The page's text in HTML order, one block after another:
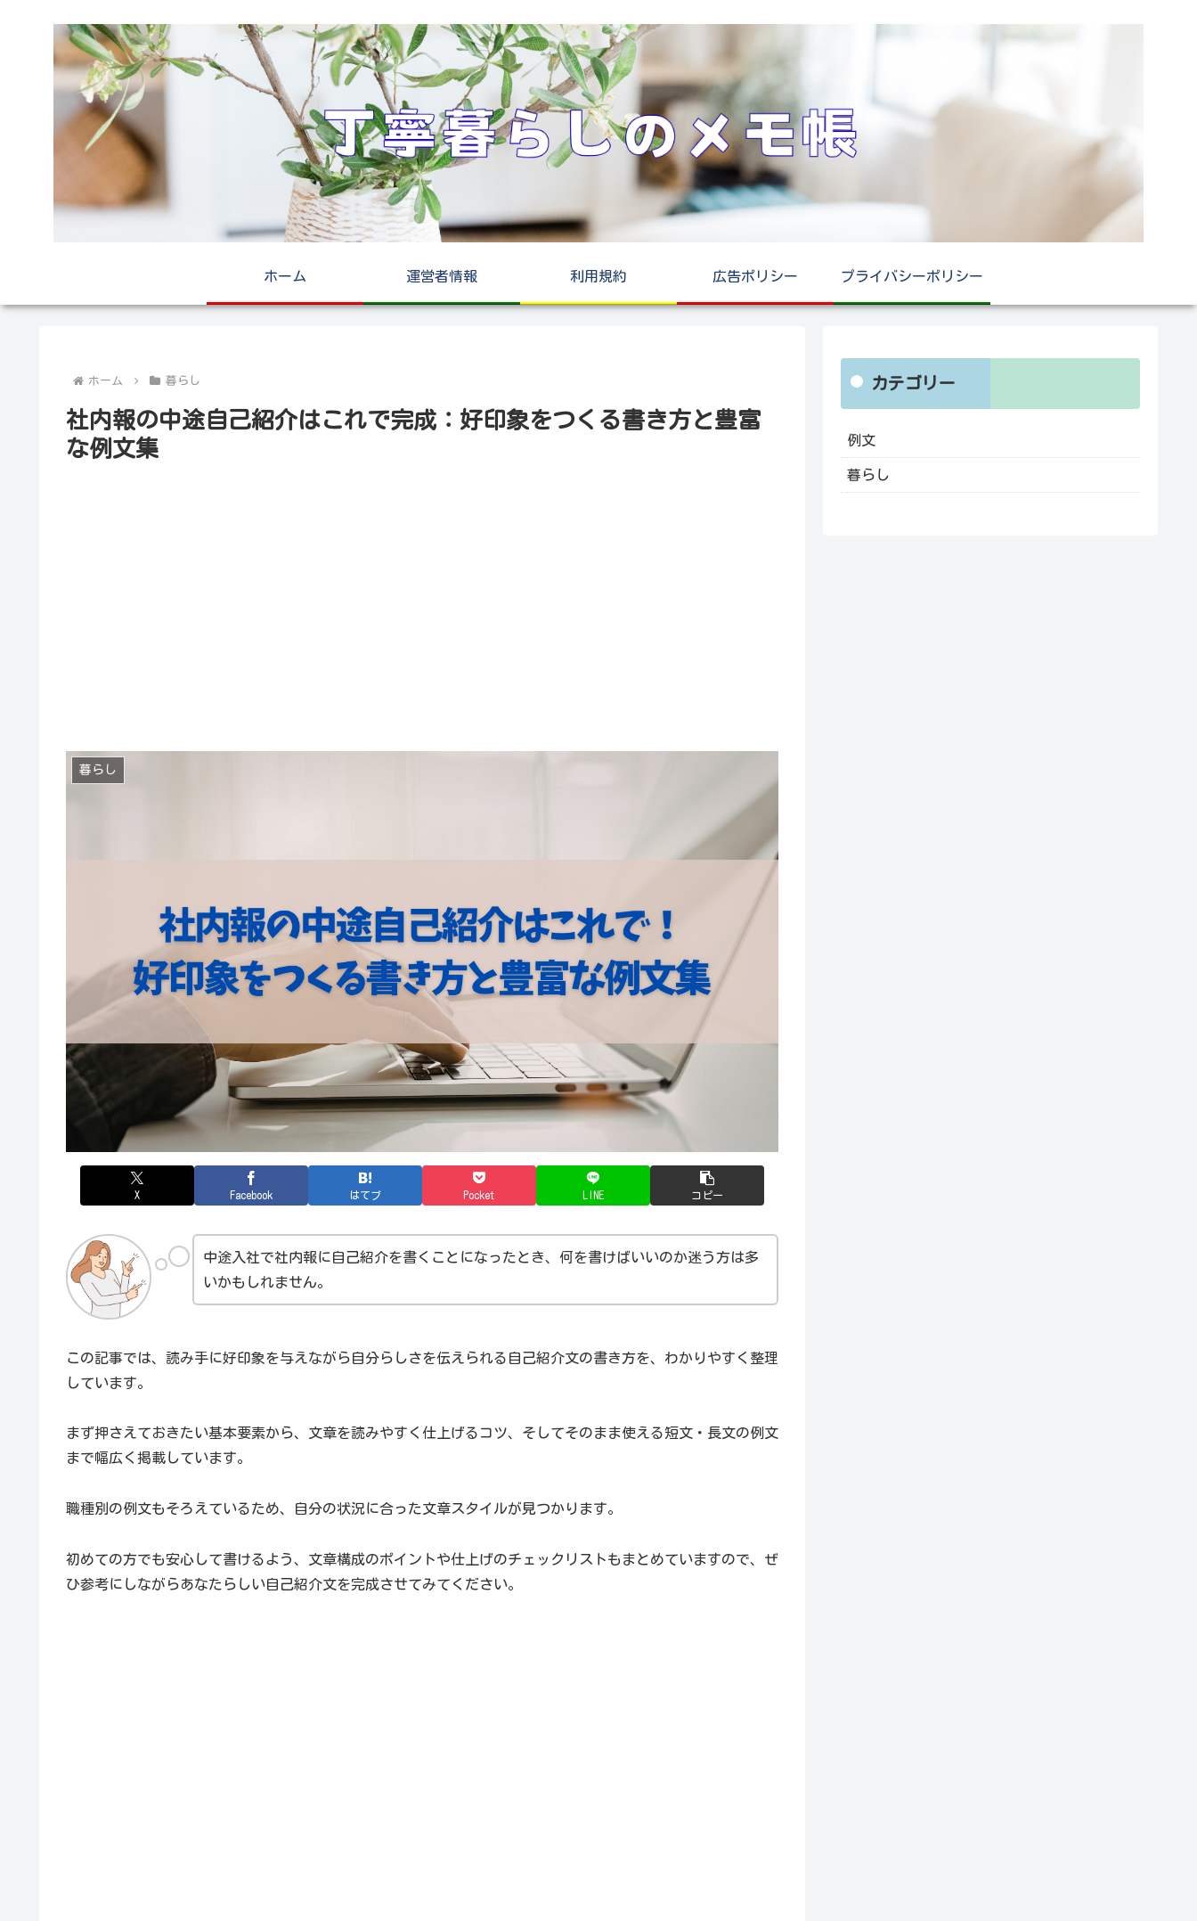
ホーム 運営者情報 利用規約 広告ポリシー プライバシーポリシー
ホーム 暮らし
社内報の中途自己紹介はこれで完成：好印象をつくる書き方と豊富
な例文集
暮らし
X Facebook はてブ Pocket LINE コピー
中途入社で社内報に自己紹介を書くことになったとき、何を書けばいいのか迷う方は多
いかもしれません。
この記事では、読み手に好印象を与えながら自分らしさを伝えられる自己紹介文の書き方を、わかりやすく整理
しています。
まず押さえておきたい基本要素から、文章を読みやすく仕上げるコツ、そしてそのまま使える短文・長文の例文
まで幅広く掲載しています。
職種別の例文もそろえているため、自分の状況に合った文章スタイルが見つかります。
初めての方でも安心して書けるよう、文章構成のポイントや仕上げのチェックリストもまとめていますので、ぜ
ひ参考にしながらあなたらしい自己紹介文を完成させてみてください。
カテゴリー
例文
暮らし